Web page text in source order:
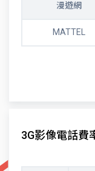
漫遊網
MATTEL
3G影像電話費